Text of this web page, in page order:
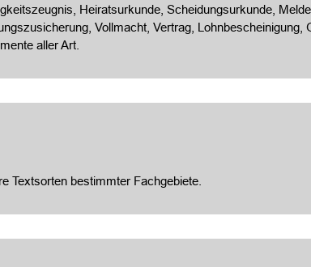
Heiratsurkunde, Scheidungsurkunde,
Vollmacht, Vertrag, Lohnbescheinigung,
aller Art.
Textsorten bestimmter Fachgebiete.